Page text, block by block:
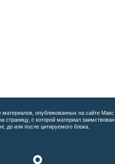
материалов, опубликованных на сайте Макс
страницу, с которой материал
до или после цитируемого блока.